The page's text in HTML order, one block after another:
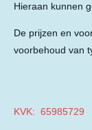
Hieraan kunnen
De prijzen en
voorbehoud van
KVK: 65985729